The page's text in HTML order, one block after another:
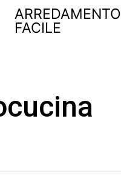
ARREDAMENTO
FACILE